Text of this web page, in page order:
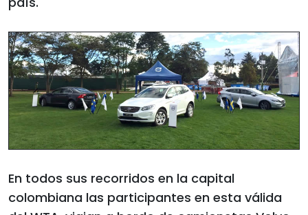
En todos sus recorridos en la capital
colombiana las participantes en esta válida